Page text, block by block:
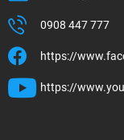
0908 447 777
https://
https://